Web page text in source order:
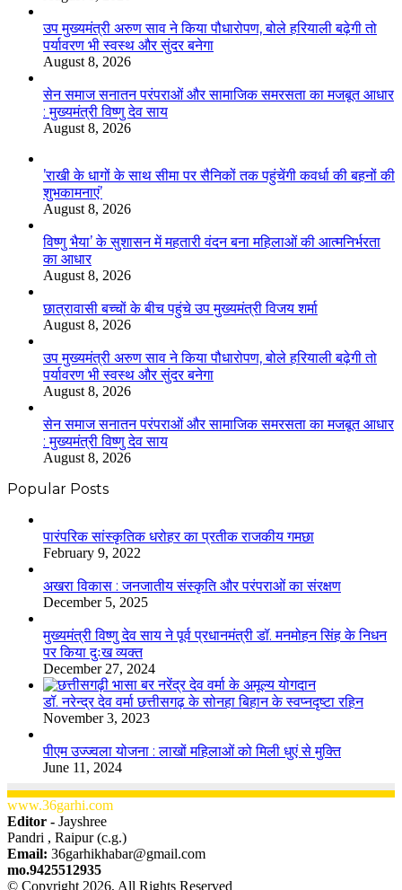
उप मुख्यमंत्री अरुण साव ने किया पौधारोपण, बोले हरियाली बढ़ेगी तो
पर्यावरण भी स्वस्थ और सुंदर बनेगा
August 8, 2026
सेन समाज सनातन परंपराओं और सामाजिक समरसता का मजबूत आधार
: मुख्यमंत्री विष्णु देव साय
August 8, 2026
’राखी के धागों के साथ सीमा पर सैनिकों तक पहुंचेंगी कवर्धा की बहनों की
शुभकामनाएं’
August 8, 2026
विष्णु भैया’ के सुशासन में महतारी वंदन बना महिलाओं की आत्मनिर्भरता
का आधार
August 8, 2026
छात्रावासी बच्चों के बीच पहुंचे उप मुख्यमंत्री विजय शर्मा
August 8, 2026
उप मुख्यमंत्री अरुण साव ने किया पौधारोपण, बोले हरियाली बढ़ेगी तो
पर्यावरण भी स्वस्थ और सुंदर बनेगा
August 8, 2026
सेन समाज सनातन परंपराओं और सामाजिक समरसता का मजबूत आधार
: मुख्यमंत्री विष्णु देव साय
August 8, 2026
Popular Posts
​​​​​​​पारंपरिक सांस्कृतिक धरोहर का प्रतीक राजकीय गमछा
February 9, 2022
अखरा विकास : जनजातीय संस्कृति और परंपराओं का संरक्षण
December 5, 2025
मुख्यमंत्री विष्णु देव साय ने पूर्व प्रधानमंत्री डॉ. मनमोहन सिंह के निधन
पर किया दुःख व्यक्त
December 27, 2024
डॉ. नरेन्द्र देव वर्मा छत्तीसगढ़ के सोनहा बिहान के स्वप्नदृष्टा रहिन
November 3, 2023
पीएम उज्ज्वला योजना : लाखों महिलाओं को मिली धुएं से मुक्ति
June 11, 2024
www.36garhi.com
Editor - Jayshree
Pandri , Raipur (c.g.)
Email: 36garhikhabar@gmail.com
mo.9425512935
© Copyright 2026, All Rights Reserved